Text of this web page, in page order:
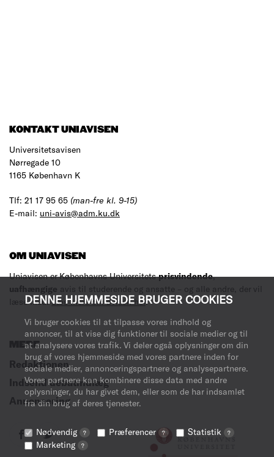
DENNE HJEMMESIDE BRUGER COOKIES
Vi bruger cookies til at tilpasse vores indhold og
annoncer, til at vise dig funktioner til sociale medier og til
at analysere vores trafik. Vi deler også oplysninger om din
brug af vores hjemmeside med vores partnere inden for
sociale medier, annonceringspartnere og analysepartnere.
Vores partnere kan kombinere disse data med andre
oplysninger, du har givet dem, eller som de har indsamlet
fra din brug af deres tjenester.
Nødvendig ? Præferencer ? Statistik ?
Marketing ?
KONTAKT UNIAVISEN
Universitetsavisen
Nørregade 10
1165 København K
Tlf: 21 17 95 65 (man-fre kl. 9-15)
E-mail: uni-avis@adm.ku.dk
OM UNIAVISEN
Uniavisen er Københavns Universitetsprisvindende,
uafhængige avis til studerende og ansatte – og alle andre, der vil
læse med.Læs mere om avisen her.
MERE
Redaktionen
Indsend debatindlæg
Annoncering